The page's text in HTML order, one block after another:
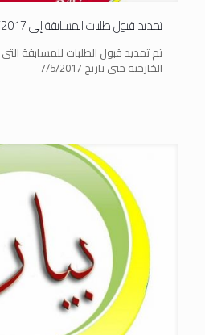
تمديد قبول طلبات المسابقة إلى 7/5/2017
تم تمديد قبول الطلبات للمسابقة
الخارجية حتى تاريخ 7/5/2017